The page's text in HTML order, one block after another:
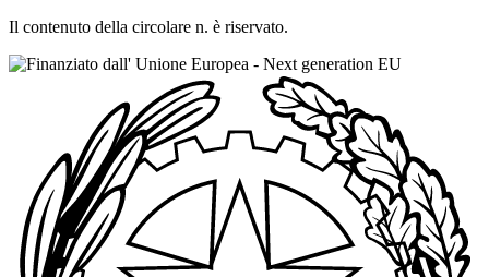
Il contenuto della circolare n. è riservato.